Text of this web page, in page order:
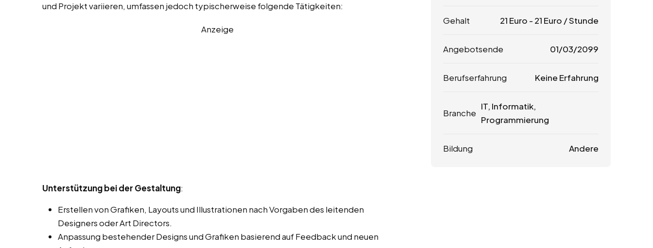
und Projekt variieren, umfassen jedoch typischerweise folgende Tätigkeiten:
Anzeige
Unterstützung bei der Gestaltung:
Erstellen von Grafiken, Layouts und Illustrationen nach Vorgaben des leitenden
Designers oder Art Directors.
Anpassung bestehender Designs und Grafiken basierend auf Feedback und neuen
Gehalt 21 Euro - 21 Euro / Stunde
Angebotsende 01/03/2099
Berufserfahrung Keine Erfahrung
Branche
IT, Informatik,
Programmierung
Bildung Andere